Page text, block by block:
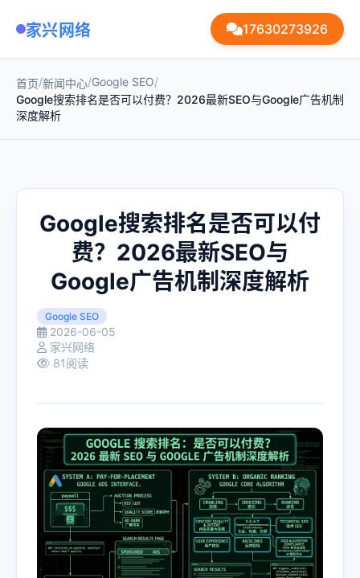
家兴网络 17630273926
首页/新闻中心/Google SEO/
Google搜索排名是否可以付费？2026最新SEO与Google广告机制
深度解析
Google搜索排名是否可以付
费？2026最新SEO与
Google广告机制深度解析
Google SEO
2026-06-05
家兴网络
81阅读